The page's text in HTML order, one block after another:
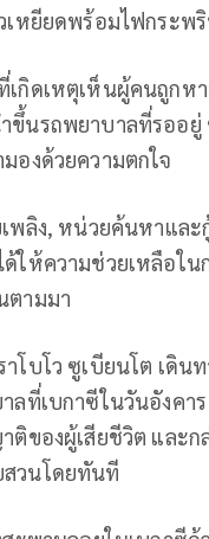
เหยียดพร้อมไฟกระพ
เกิดเหตุเห็นผู้คนถูกห
ขึ้นรถพยาบาลที่รออ
องด้วยความตกใจ
พลิง, หน่วยค้นหาแล
ให้ความช่วยเหลือใ
ตามมา
โบโว ซูเบียนโต เดิน
ลที่เบกาซีในวันอังคา
ติของผู้เสียชีวิต และก
สวนโดยทันที